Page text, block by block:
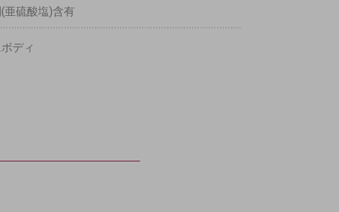
亜硫酸塩)含有
ディ